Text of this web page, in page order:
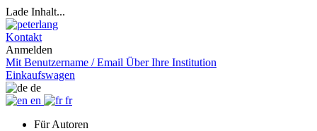
Lade Inhalt...
Kontakt
Anmelden
Mit Benutzername / Email Über Ihre Institution
Einkaufswagen
de
en
fr
Für Autoren